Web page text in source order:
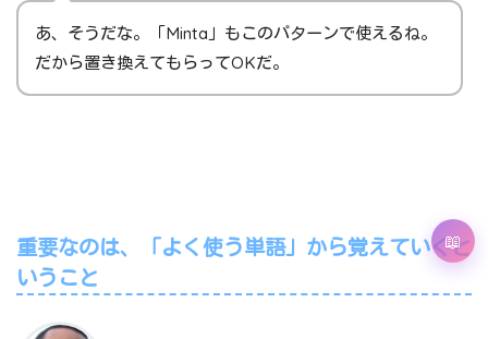
あ、そうだな。「Minta」もこのパターンで使えるね。
だから置き換えてもらってOKだ。
重要なのは、「よく使う単語」から覚えていくと
いうこと